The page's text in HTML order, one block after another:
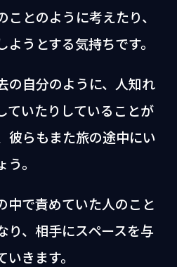
とのように考えたり、
うとする気持ちです。
の自分のように、人知れ
ていたりしていることが
彼らもまた旅の途中にい
。
中で責めていた人のこと
り、相手にスペースを与
きます。